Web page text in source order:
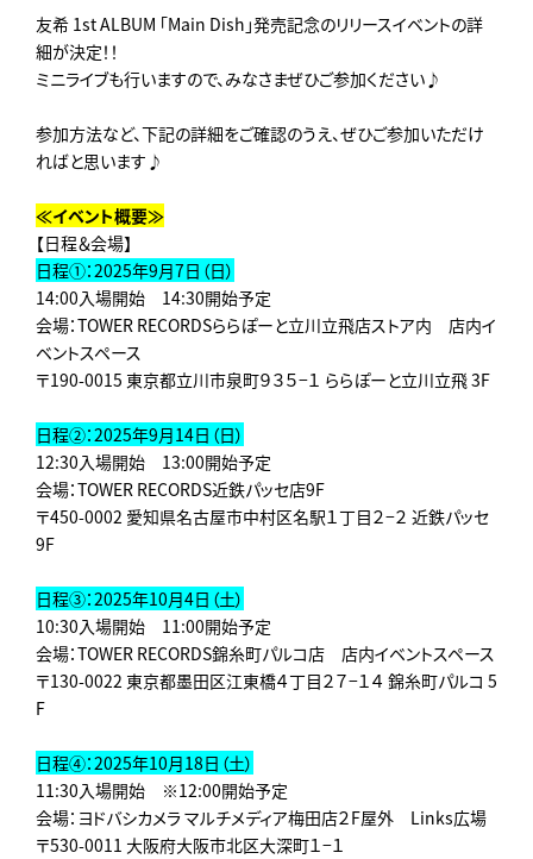
友希 1st ALBUM 「Main Dish」発売記念のリリースイベントの詳
細が決定！！
ミニライブも行いますので、みなさまぜひご参加ください♪
参加方法など、下記の詳細をご確認のうえ、ぜひご参加いただけ
ればと思います♪
≪イベント概要≫
【日程＆会場】
日程①：2025年9月7日（日）
14:00入場開始 14:30開始予定
会場：TOWER RECORDSららぽーと立川立飛店ストア内 店内イ
ベントスペース
〒190-0015 東京都立川市泉町９３５−１ ららぽーと立川立飛 3F
日程②：2025年9月14日（日）
12:30入場開始 13:00開始予定
会場：TOWER RECORDS近鉄パッセ店9F
〒450-0002 愛知県名古屋市中村区名駅１丁目２−２ 近鉄パッセ
9F
日程③：2025年10月4日（土）
10:30入場開始 11:00開始予定
会場：TOWER RECORDS錦糸町パルコ店 店内イベントスペース
〒130-0022 東京都墨田区江東橋４丁目２７−１４ 錦糸町パルコ 5
F
日程④：2025年10月18日（土）
11:30入場開始 ※12:00開始予定
会場：ヨドバシカメラ マルチメディア梅田店２F屋外 Links広場
〒530-0011 大阪府大阪市北区大深町１−１